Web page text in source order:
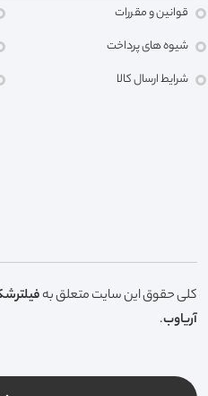
قوانین و مقررات
شیوه های پرداخت
شرایط ارسال کالا
کلی حقوق این سایت متعلق به
آریاوب.